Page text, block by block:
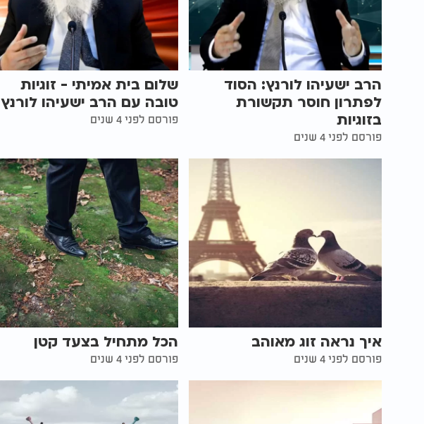
הרב ישעיהו לורנץ: הסוד
לפתרון חוסר תקשורת
בזוגיות
פורסם לפני 4 שנים
שלום בית אמיתי - זוגיות
טובה עם הרב ישעיהו לורנץ
פורסם לפני 4 שנים
איך נראה זוג מאוהב
פורסם לפני 4 שנים
הכל מתחיל בצעד קטן
פורסם לפני 4 שנים